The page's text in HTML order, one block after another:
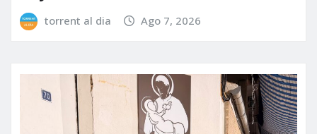
torrent al dia Ago 7, 2026